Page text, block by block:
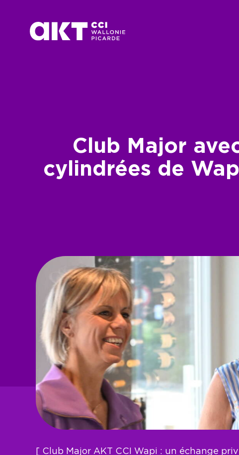
Club Major
cylindrées de
[ Club Major AKT CCI Wapi : un échange